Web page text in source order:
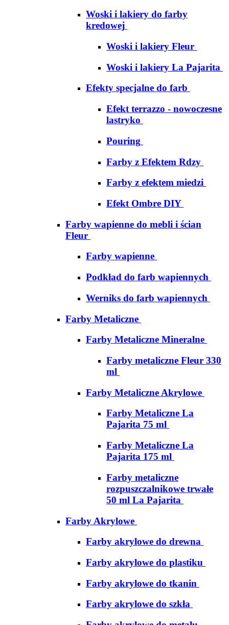
Woski i lakiery do farby
kredowej
Woski i lakiery Fleur
Woski i lakiery La Pajarita
Efekty specjalne do farb
Efekt terrazzo - nowoczesne
lastryko
Pouring
Farby z Efektem Rdzy
Farby z efektem miedzi
Efekt Ombre DIY
Farby wapienne do mebli i ścian
Fleur
Farby wapienne
Podkład do farb wapiennych
Werniks do farb wapiennych
Farby Metaliczne
Farby Metaliczne Mineralne
Farby metaliczne Fleur 330
ml
Farby Metaliczne Akrylowe
Farby Metaliczne La
Pajarita 75 ml
Farby Metaliczne La
Pajarita 175 ml
Farby metaliczne
rozpuszczalnikowe trwałe
50 ml La Pajarita
Farby Akrylowe
Farby akrylowe do drewna
Farby akrylowe do plastiku
Farby akrylowe do tkanin
Farby akrylowe do szkła